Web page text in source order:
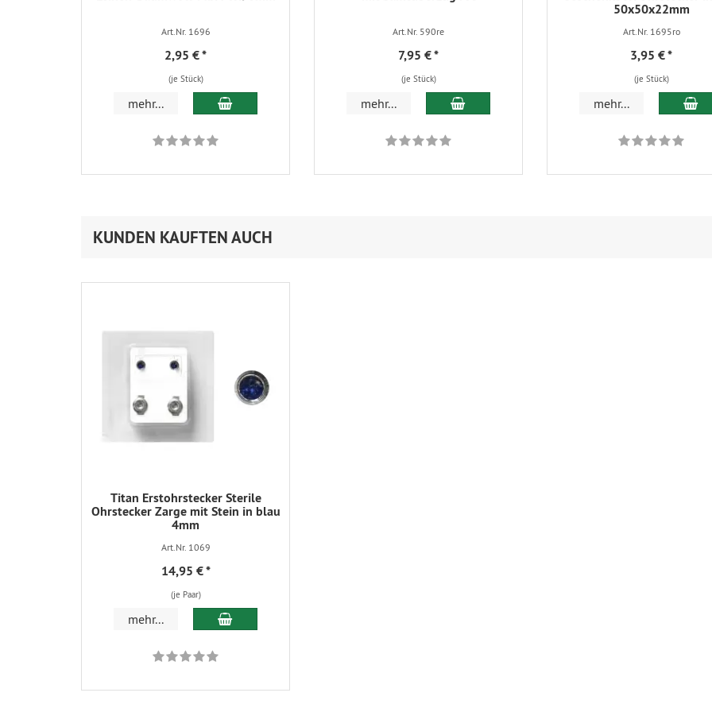
Art.Nr. 1696
2,95 €*
(je Stück)
mehr... In den Warenkorb
Art.Nr. 590re
7,95 €*
(je Stück)
mehr... In den Warenkorb
50x50x22mm
Art.Nr. 1695ro
3,95 €*
(je Stück)
mehr... In
KUNDEN KAUFTEN AUCH
Titan Erstohrstecker Sterile
Ohrstecker Zarge mit Stein in blau
4mm
Art.Nr. 1069
14,95 €*
(je Paar)
mehr... In den Warenkorb